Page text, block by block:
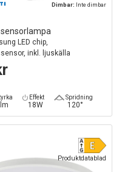
Dimbar: Inte dimbar
sensorlampa
LED chip,
inkl. ljuskälla
Effekt
18W
Spridning
120°
Produktdatablad